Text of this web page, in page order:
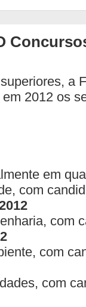
a
2012 os
em
com
com
com
com